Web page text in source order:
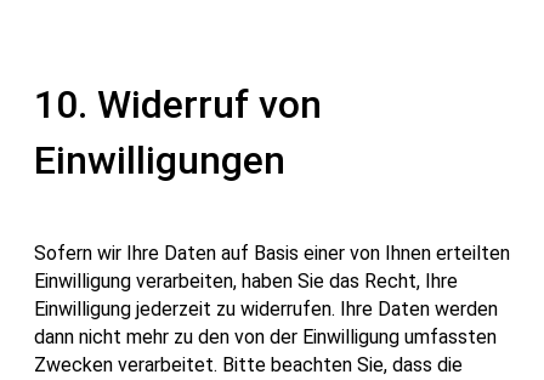
10. Widerruf von
Einwilligungen
Sofern wir Ihre Daten auf Basis einer von Ihnen erteilten
Einwilligung verarbeiten, haben Sie das Recht, Ihre
Einwilligung jederzeit zu widerrufen. Ihre Daten werden
dann nicht mehr zu den von der Einwilligung umfassten
Zwecken verarbeitet. Bitte beachten Sie, dass die